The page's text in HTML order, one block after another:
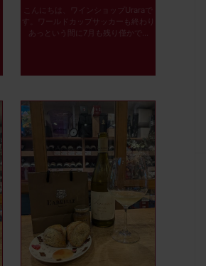
こんにちは、ワインショップUraraで
す。ワールドカップサッカーも終わり
あっという間に7月も残り僅かで...